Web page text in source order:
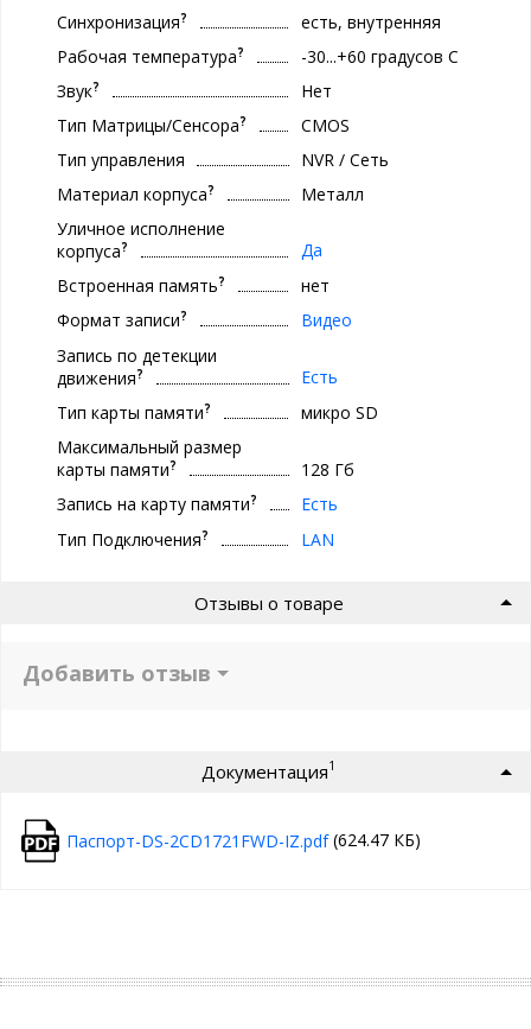
Синхронизация?
есть, внутренняя
Рабочая температура?
-30...+60 градусов С
Звук?
Нет
Тип Матрицы/Сенсора?
CMOS
Тип управления
NVR / Сеть
Материал корпуса?
Металл
Уличное исполнение
корпуса?
Да
Встроенная память?
нет
Формат записи?
Видео
Запись по детекции
движения?
Есть
Тип карты памяти?
микро SD
Максимальный размер
карты памяти?
128 Гб
Запись на карту памяти?
Есть
Тип Подключения? LAN
Отзывы о товаре
Добавить отзыв
Документация1
Паспорт-DS-2CD1721FWD-IZ.pdf(624.47 КБ)